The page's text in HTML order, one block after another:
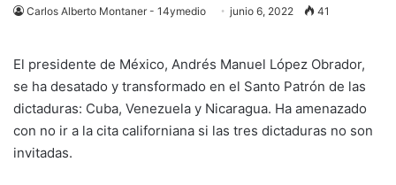
Carlos Alberto Montaner - 14ymedio junio 6, 2022 41
El presidente de México, Andrés Manuel López Obrador,
se ha desatado y transformado en el Santo Patrón de las
dictaduras: Cuba, Venezuela y Nicaragua. Ha amenazado
con no ir a la cita californiana si las tres dictaduras no son
invitadas.